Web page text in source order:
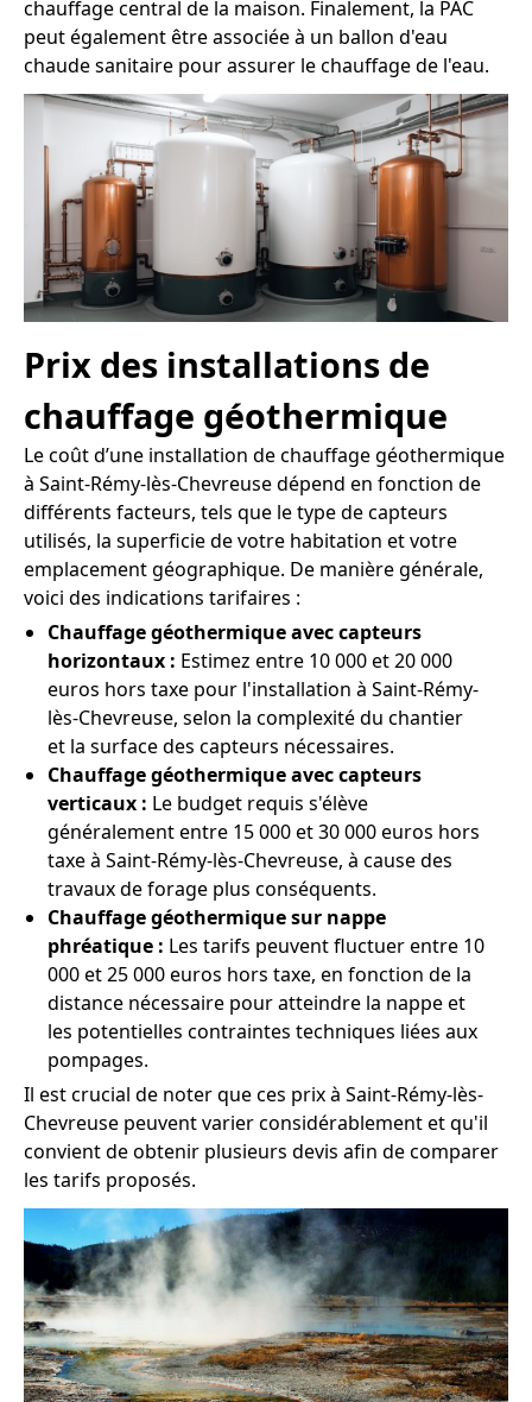
chauffage central de la maison. Finalement, la PAC
peut également être associée à un ballon d'eau
chaude sanitaire pour assurer le chauffage de l'eau.
Prix des installations de
chauffage géothermique
Le coût d’une installation de chauffage géothermique
à Saint-Rémy-lès-Chevreuse dépend en fonction de
différents facteurs, tels que le type de capteurs
utilisés, la superficie de votre habitation et votre
emplacement géographique. De manière générale,
voici des indications tarifaires :
Chauffage géothermique avec capteurs
horizontaux : Estimez entre 10 000 et 20 000
euros hors taxe pour l'installation à Saint-Rémy-
lès-Chevreuse, selon la complexité du chantier
et la surface des capteurs nécessaires.
Chauffage géothermique avec capteurs
verticaux : Le budget requis s'élève
généralement entre 15 000 et 30 000 euros hors
taxe à Saint-Rémy-lès-Chevreuse, à cause des
travaux de forage plus conséquents.
Chauffage géothermique sur nappe
phréatique : Les tarifs peuvent fluctuer entre 10
000 et 25 000 euros hors taxe, en fonction de la
distance nécessaire pour atteindre la nappe et
les potentielles contraintes techniques liées aux
pompages.
Il est crucial de noter que ces prix à Saint-Rémy-lès-
Chevreuse peuvent varier considérablement et qu'il
convient de obtenir plusieurs devis afin de comparer
les tarifs proposés.